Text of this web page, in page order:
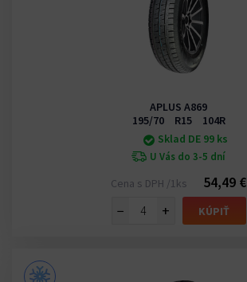
APLUS A869
195/70 R15 104R
Sklad DE 99 ks
U Vás do 3-5 dní
Cena s DPH /1ks
54,49 €
−
+ KÚPIŤ